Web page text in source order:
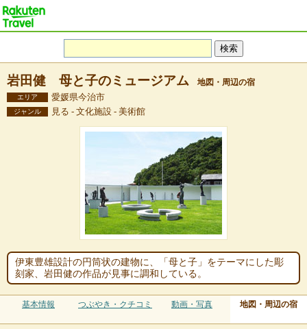
岩田健 母と子のミュージアム 地図・周辺の宿
エリア 愛媛県今治市
ジャンル 見る - 文化施設 - 美術館
伊東豊雄設計の円筒状の建物に、「母と子」をテーマにした彫
刻家、岩田健の作品が見事に調和している。
基本情報 つぶやき・クチコミ 動画・写真 地図・周辺の宿